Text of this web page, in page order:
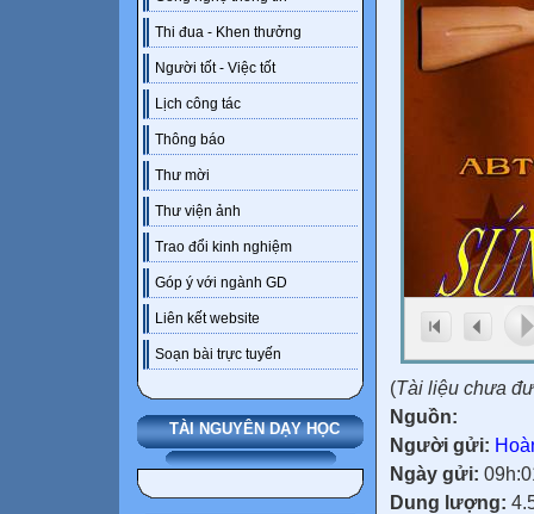
Thi đua - Khen thưởng
Người tốt - Việc tốt
Lịch công tác
Thông báo
Thư mời
Thư viện ảnh
Trao đổi kinh nghiệm
Góp ý với ngành GD
Liên kết website
Soạn bài trực tuyến
TÀI NGUYÊN DẠY HỌC
(Tài liệu chưa
Nguồn:
Người gửi:
Ngày gửi:
Dung lượng: